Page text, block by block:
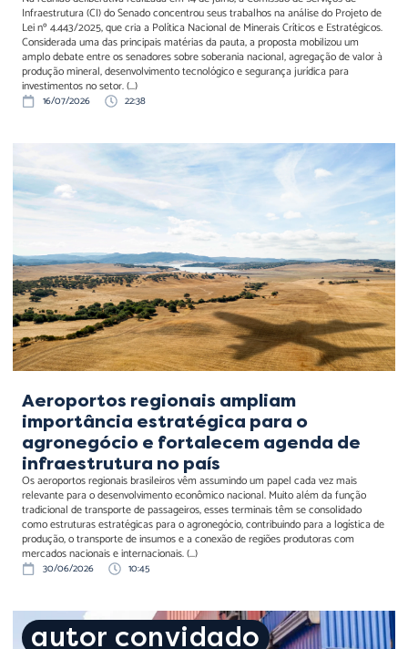
Infraestrutura (CI) do Senado concentrou seus trabalhos na análise do Projeto de
Lei nº 4.443/2025, que cria a Política Nacional de Minerais Críticos e Estratégicos.
Considerada uma das principais matérias da pauta, a proposta mobilizou um
amplo debate entre os senadores sobre soberania nacional, agregação de valor à
produção mineral, desenvolvimento tecnológico e segurança jurídica para
investimentos no setor. (...)
16/07/2026 22:38
Aeroportos regionais
ampliam importância
estratégica para o
agronegócio e fortalecem
agenda de infraestrutura
no país
Aeroportos regionais ampliam
importância estratégica para o
agronegócio e fortalecem agenda de
infraestrutura no país
Os aeroportos regionais brasileiros vêm assumindo um papel cada vez mais
relevante para o desenvolvimento econômico nacional. Muito além da função
tradicional de transporte de passageiros, esses terminais têm se consolidado
como estruturas estratégicas para o agronegócio, contribuindo para a logística de
produção, o transporte de insumos e a conexão de regiões produtoras com
mercados nacionais e internacionais. (...)
30/06/2026 10:45
O nó intermodal: a
autor convidado